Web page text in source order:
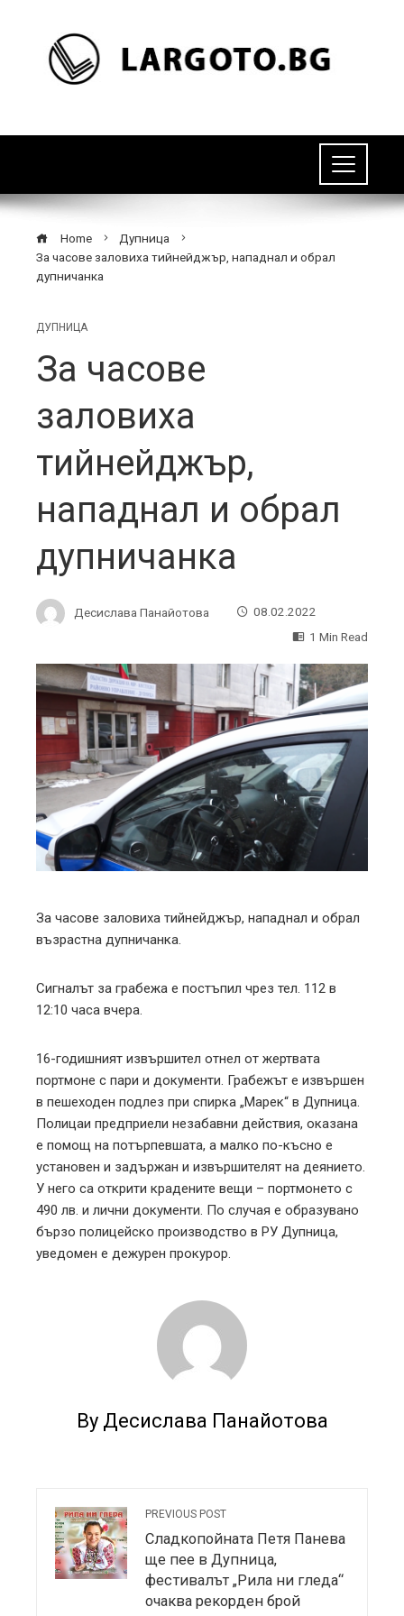
Home
Дупница
За часове заловиха тийнейджър, нападнал и обрал
дупничанка
ДУПНИЦА
За часове
заловиха
тийнейджър,
нападнал и обрал
дупничанка
Десислава Панайотова
08.02.2022
1 Min Read
За часове заловиха тийнейджър, нападнал и обрал
възрастна дупничанка.
Сигналът за грабежа е постъпил чрез тел. 112 в
12:10 часа вчера.
16-годишният извършител отнел от жертвата
портмоне с пари и документи. Грабежът е извършен
в пешеходен подлез при спирка „Марек“ в Дупница.
Полицаи предприели незабавни действия, оказана
е помощ на потърпевшата, а малко по-късно е
установен и задържан и извършителят на деянието.
У него са открити крадените вещи – портмонето с
490 лв. и лични документи. По случая е образувано
бързо полицейско производство в РУ Дупница,
уведомен е дежурен прокурор.
By Десислава Панайотова
PREVIOUS POST
Сладкопойната Петя Панева
ще пее в Дупница,
фестивалът „Рила ни гледа“
очаква рекорден брой